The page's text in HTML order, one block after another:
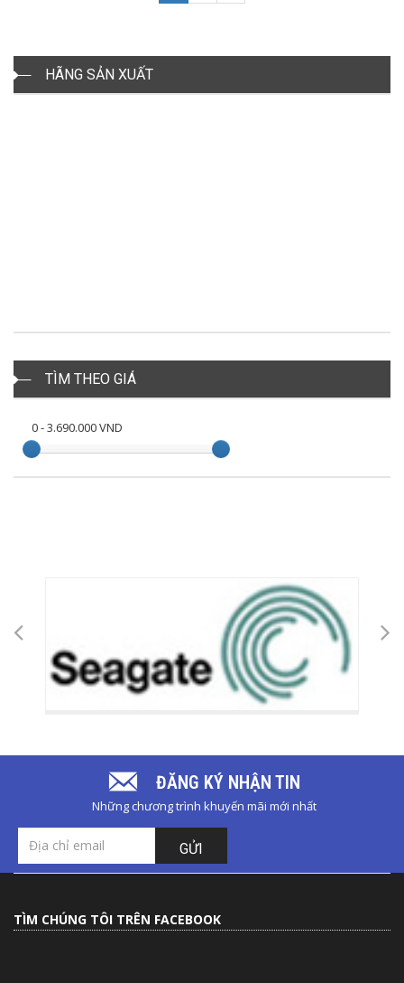
HÃNG SẢN XUẤT
TÌM THEO GIÁ
0-3.690.000VND
ĐĂNG KÝ NHẬN TIN
Những chương trình khuyến mãi mới nhất
GỬI
TÌM CHÚNG TÔI TRÊN FACEBOOK